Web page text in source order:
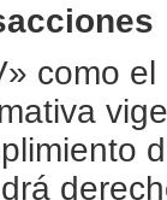
como